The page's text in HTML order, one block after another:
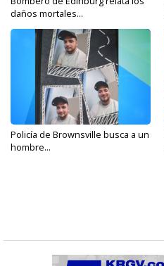
daños mortales...
Policía de Brownsville busca a un
hombre...